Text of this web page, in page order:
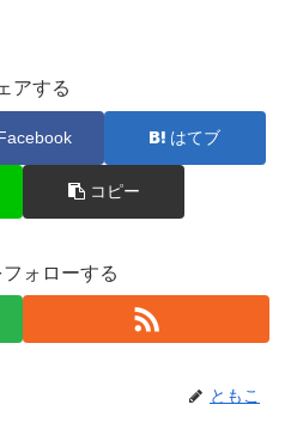
アする
はてブ
コピー
ォローする
ともこ